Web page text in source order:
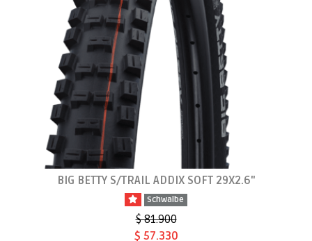
BIG BETTY S/TRAIL ADDIX SOFT 29X2.6"
Schwalbe
$ 81.900
$ 57.330